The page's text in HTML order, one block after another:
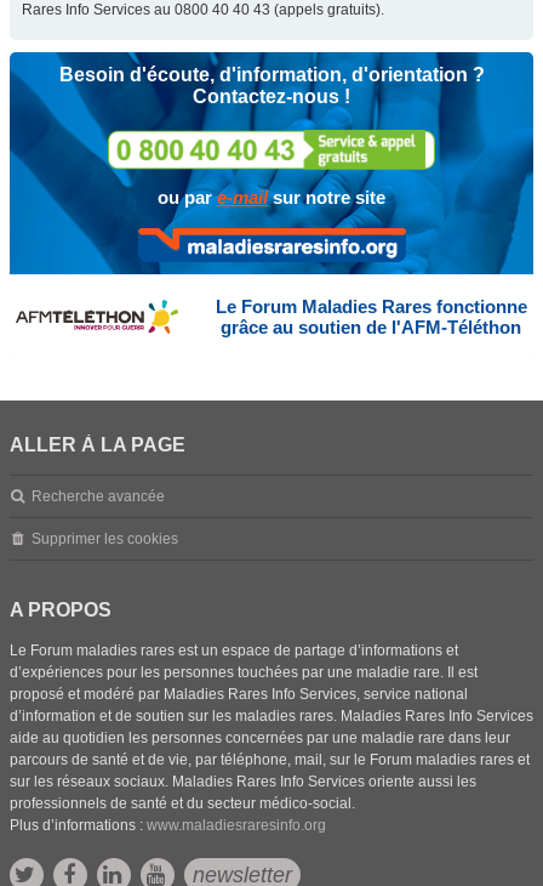
Rares Info Services au 0800 40 40 43 (appels gratuits).
Besoin d'écoute, d'information, d'orientation ?
Contactez-nous !
ou pare-mailsur notre site
Le Forum Maladies Rares fonctionne
grâce au soutien de l'AFM-Téléthon
ALLER À LA PAGE
Recherche avancée
Supprimer les cookies
A PROPOS
Le Forum maladies rares est un espace de partage d’informations et
d’expériences pour les personnes touchées par une maladie rare. Il est
proposé et modéré par Maladies Rares Info Services, service national
d’information et de soutien sur les maladies rares. Maladies Rares Info Services
aide au quotidien les personnes concernées par une maladie rare dans leur
parcours de santé et de vie, par téléphone, mail, sur le Forum maladies rares et
sur les réseaux sociaux. Maladies Rares Info Services oriente aussi les
professionnels de santé et du secteur médico-social.
Plus d’informations : www.maladiesraresinfo.org
newsletter